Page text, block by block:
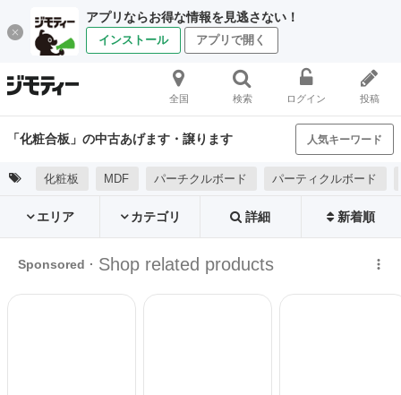
アプリならお得な情報を見逃さない！
インストール アプリで開く
全国 検索 ログイン 投稿
「化粧合板」の中古あげます・譲ります 人気キーワード
化粧板 MDF パーチクルボード パーティクルボード
エリア カテゴリ 詳細 新着順